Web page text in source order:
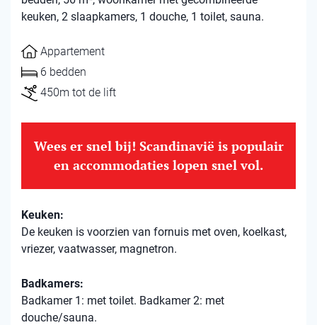
keuken, 2 slaapkamers, 1 douche, 1 toilet, sauna.
Appartement
6 bedden
450m tot de lift
Wees er snel bij! Scandinavië is populair
en accommodaties lopen snel vol.
Keuken:
De keuken is voorzien van fornuis met oven, koelkast,
vriezer, vaatwasser, magnetron.
Badkamers:
Badkamer 1: met toilet. Badkamer 2: met
douche/sauna.